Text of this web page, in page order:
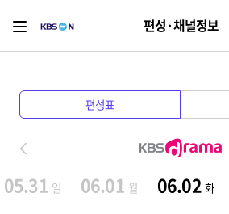
편성·채널정보
편성표
05.31 일 06.01 월 06.02 화